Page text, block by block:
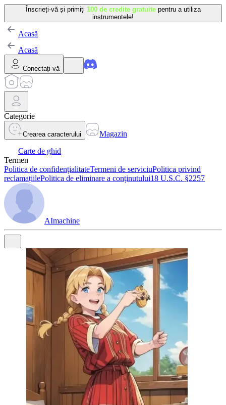
Înscrieți-vă și primiți 100 de credite gratuite pentru a utiliza
instrumentele!
Acasă
Acasă
Conectați-vă
Categorie
Crearea caracterului
Magazin
Carte de ghid
Termen
Politica de confidențialitateTermeni de serviciuPolitica privind
reclamațiilePolitica de eliminare a conținutului18 U.S.C. §2257
AImachine